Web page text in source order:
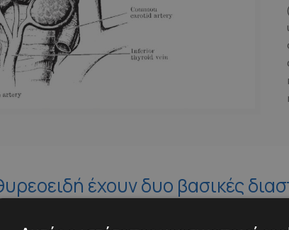
έχουν δυο βασικές
οι οποίες χαρακτηρίζονται σε αυτές όπου ο